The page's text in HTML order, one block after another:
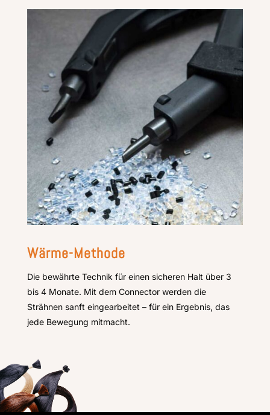
Wärme-Methode
Die bewährte Technik für einen sicheren Halt über 3
bis 4 Monate. Mit dem Connector werden die
Strähnen sanft eingearbeitet – für ein Ergebnis, das
jede Bewegung mitmacht.